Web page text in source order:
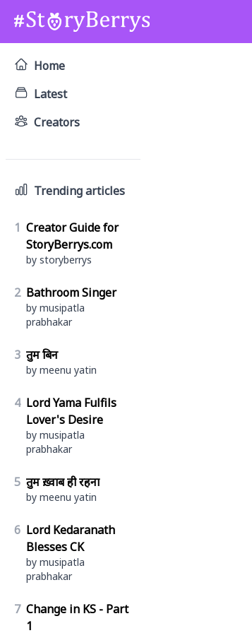
Home
Latest
Creators
Trending articles
1 Creator Guide for
StoryBerrys.com
by storyberrys
2 Bathroom Singer
by musipatla
prabhakar
3 तुम बिन
by meenu yatin
4 Lord Yama Fulfils
Lover's Desire
by musipatla
prabhakar
5 तुम ख़्वाब ही रहना
by meenu yatin
6 Lord Kedaranath
Blesses CK
by musipatla
prabhakar
7 Change in KS - Part
1